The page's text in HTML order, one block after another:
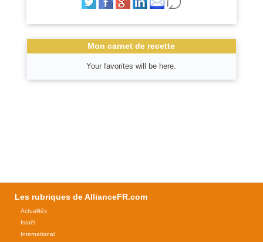
Mon carnet de recette
Your favorites will be here.
Les rubriques de AllianceFR.com
Actualités
Israël
International